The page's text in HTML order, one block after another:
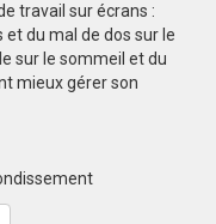
travail sur écrans :
du mal de dos sur le
sur le sommeil et du
mieux gérer son